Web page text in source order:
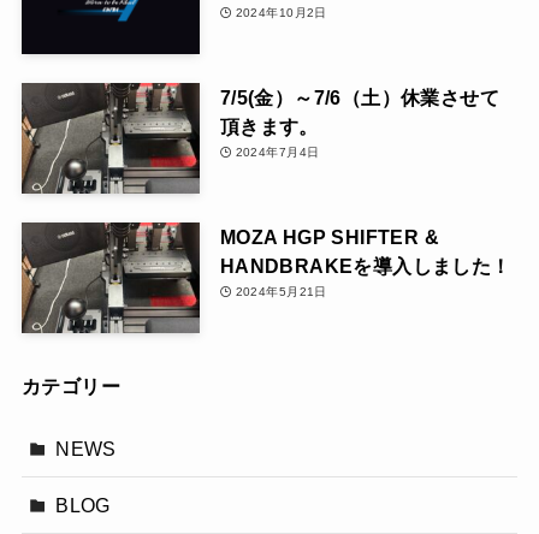
2024年10月2日
7/5(金）～7/6（土）休業させて
頂きます。
2024年7月4日
MOZA HGP SHIFTER &
HANDBRAKEを導入しました！
2024年5月21日
カテゴリー
NEWS
BLOG